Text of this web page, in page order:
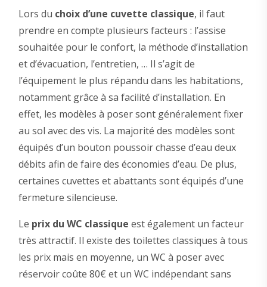
Lors du choix d’une cuvette classique, il faut
prendre en compte plusieurs facteurs : l’assise
souhaitée pour le confort, la méthode d’installation
et d’évacuation, l’entretien, … Il s’agit de
l’équipement le plus répandu dans les habitations,
notamment grâce à sa facilité d’installation. En
effet, les modèles à poser sont généralement fixer
au sol avec des vis. La majorité des modèles sont
équipés d’un bouton poussoir chasse d’eau deux
débits afin de faire des économies d’eau. De plus,
certaines cuvettes et abattants sont équipés d’une
fermeture silencieuse.
Le prix du WC classique est également un facteur
très attractif. Il existe des toilettes classiques à tous
les prix mais en moyenne, un WC à poser avec
réservoir coûte 80€ et un WC indépendant sans